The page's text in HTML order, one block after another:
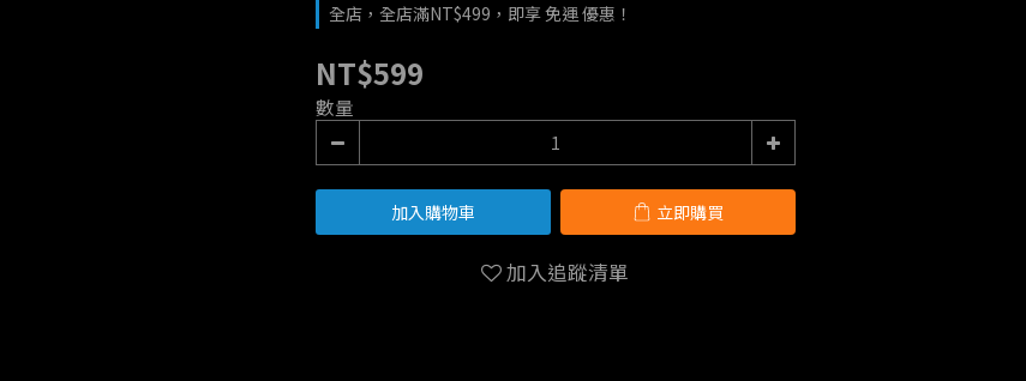
全店，全店滿NT$499，即享 免運 優惠！
NT$599
數量
加入購物車 立即購買
加入追蹤清單